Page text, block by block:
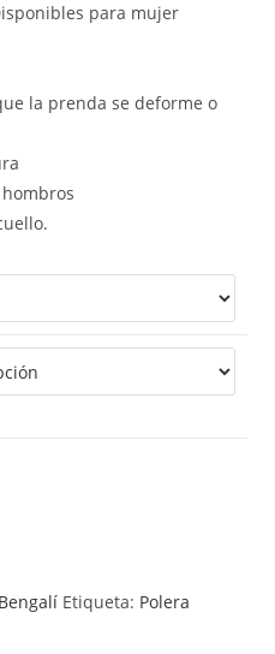
para mujer
la prenda se deforme o
Bengalí Etiqueta: Polera